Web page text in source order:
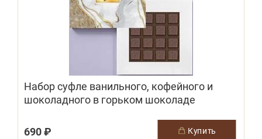
Набор суфле ванильного, кофейного и
шоколадного в горьком шоколаде
690 ₽ купить